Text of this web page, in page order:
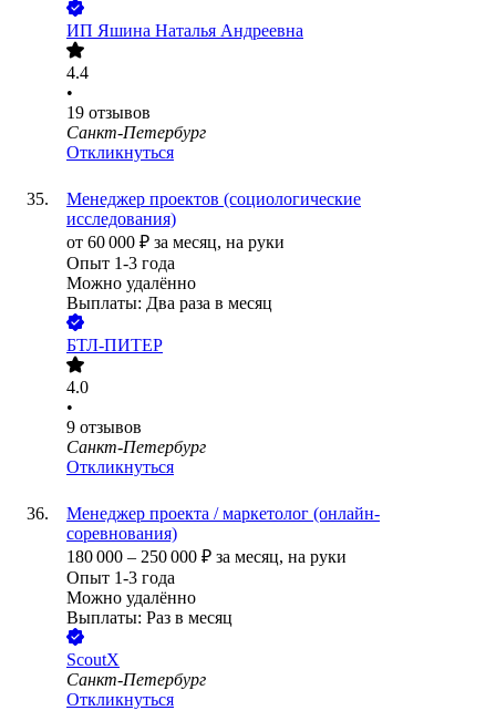
ИП Яшина Наталья Андреевна
4.4
•
19 отзывов
Санкт-Петербург
Откликнуться
Менеджер проектов (социологические
исследования)
от 60 000 ₽ за месяц, на руки
Опыт 1-3 года
Можно удалённо
Выплаты: Два раза в месяц
БТЛ-ПИТЕР
4.0
•
9 отзывов
Санкт-Петербург
Откликнуться
Менеджер проекта / маркетолог (онлайн-
соревнования)
180 000 – 250 000 ₽ за месяц, на руки
Опыт 1-3 года
Можно удалённо
Выплаты: Раз в месяц
ScoutX
Санкт-Петербург
Откликнуться